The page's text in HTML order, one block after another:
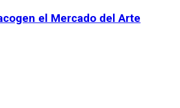
el Mercado del Arte